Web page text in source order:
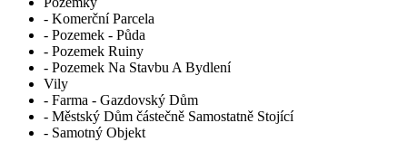
- Komerční Parcela
- Pozemek - Půda
- Pozemek Ruiny
- Pozemek Na Stavbu A Bydlení
Vily
- Farma - Gazdovský Dům
- Městský Dům částečně Samostatně Stojící
- Samotný Objekt